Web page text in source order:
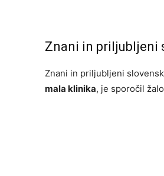
Znani in priljubljeni
Znani in priljubljeni
mala klinika, je sporočil